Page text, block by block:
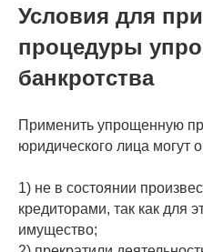
Условия для
процедуры
банкротства
Применить упрощенную
юридического лица могут
1) не в состоянии
кредиторами, так как для
имущество;